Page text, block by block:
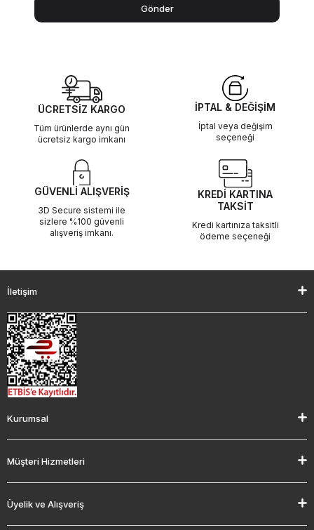
Gönder
ÜCRETSİZ KARGO
Tüm ürünlerde aynı gün
ücretsiz kargo imkanı
İPTAL & DEĞİŞİM
İptal veya değişim
seçeneği
GÜVENLİ ALIŞVERİŞ
3D Secure sistemi ile
sizlere %100 güvenli
alışveriş imkanı.
KREDİ KARTINA
TAKSİT
Kredi kartınıza taksitli
ödeme seçeneği
İletişim
Kurumsal
Müşteri Hizmetleri
Üyelik ve Alışveriş